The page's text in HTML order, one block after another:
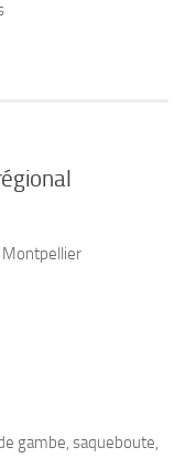
Montpellier
gambe, saqueboute,